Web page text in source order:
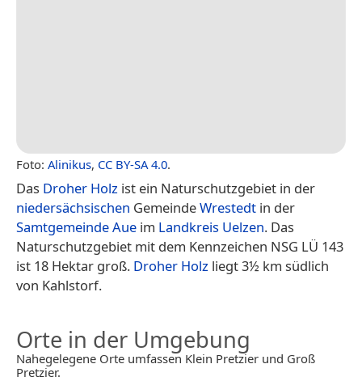
Foto: Alinikus, CC BY-SA 4.0.
Das Droher Holz ist ein Naturschutzgebiet in der
niedersächsischen GemeindeWrestedt in der
Samtgemeinde Aue im Landkreis Uelzen. Das
Naturschutzgebiet mit dem Kennzeichen NSG LÜ 143
ist 18 Hektar groß. Droher Holz liegt 3½ km südlich
von Kahlstorf.
Orte in der Umgebung
Nahegelegene Orte umfassen Klein Pretzier und Groß
Pretzier.